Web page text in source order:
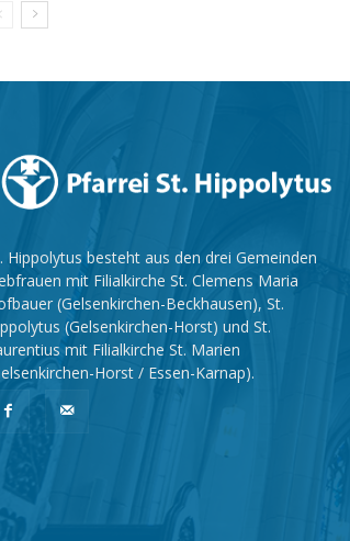
Hippolytus besteht aus den drei Gemeinden
mit Filialkirche St. Clemens Maria
(Gelsenkirchen-Beckhausen), St.
(Gelsenkirchen-Horst) und St.
mit Filialkirche St. Marien
Horst / Essen-Karnap).